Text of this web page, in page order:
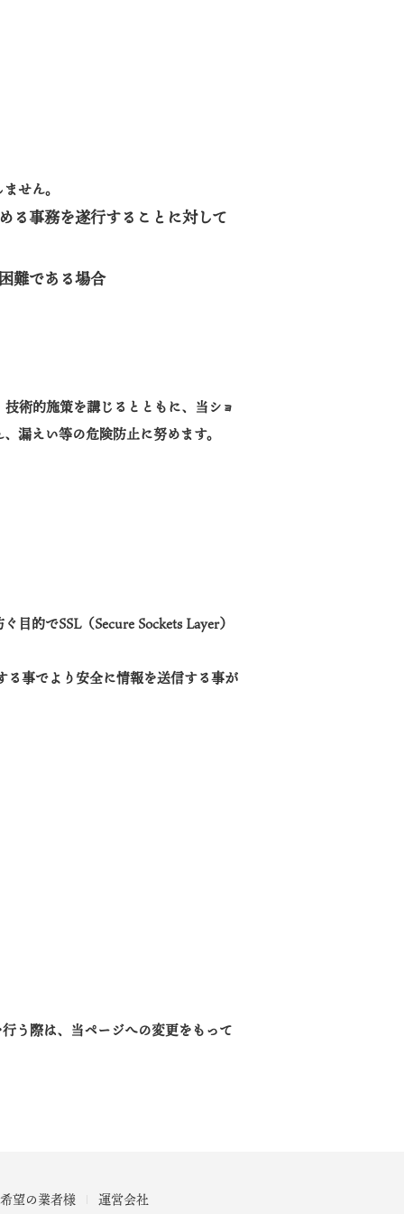
せん。
る事務を遂行することに対して
難である場合
術的施策を講じるとともに、当ショ
漏えい等の危険防止に努めます。
ぐ目的でSSL（Secure Sockets Layer）
る事でより安全に情報を送信する事が
う際は、当ページへの変更をもって
望の業者様 運営会社